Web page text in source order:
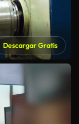
Descargar Gratis